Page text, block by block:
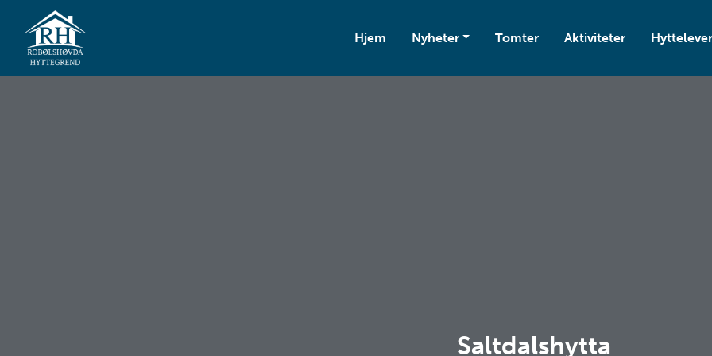
Hjem Nyheter Tomter Aktiviteter
Saltdalshytta